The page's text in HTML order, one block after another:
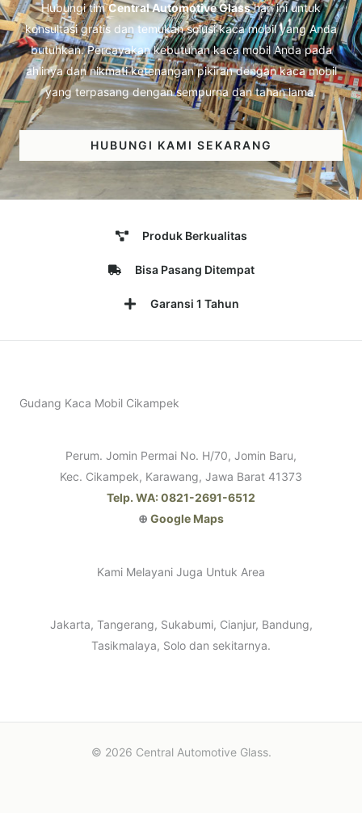
Hubungi timCentral Automotive Glasshari ini untuk
konsultasi gratis dan temukan solusi kaca mobil yang Anda
butuhkan. Percayakan kebutuhan kaca mobil Anda pada
ahlinya dan nikmati ketenangan pikiran dengan kaca mobil
yang terpasang dengan sempurna dan tahan lama.
HUBUNGI KAMI SEKARANG
Produk Berkualitas
Bisa Pasang Ditempat
Garansi 1 Tahun
Gudang Kaca Mobil Cikampek
Perum. Jomin Permai No. H/70, Jomin Baru,
Kec. Cikampek, Karawang, Jawa Barat 41373
Telp. WA: 0821-2691-6512
⊕ Google Maps
Kami Melayani Juga Untuk Area
Jakarta, Tangerang, Sukabumi, Cianjur, Bandung,
Tasikmalaya, Solo dan sekitarnya.
© 2026 Central Automotive Glass.